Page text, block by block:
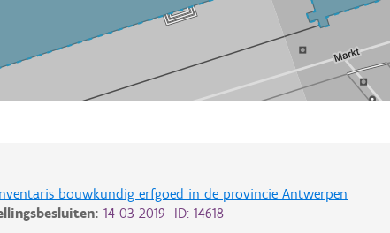
bouwkundig erfgoed in de provincie Antwerpen
14-03-2019 ID: 14618